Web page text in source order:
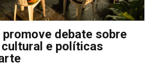
debate sobre
e políticas